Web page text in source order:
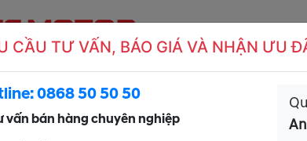
PHẨM
Hyundai Palisade
CẦU TƯ VẤN, BÁO GIÁ VÀ NHẬN ƯU
0868 50 50 50
vấn bán hàng chuyên nghiệp